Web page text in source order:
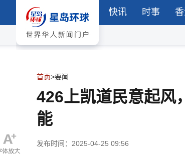
快讯 时事
首页>要闻
426上凯道民意起风
能
发布时间：2025-04-25 09:56